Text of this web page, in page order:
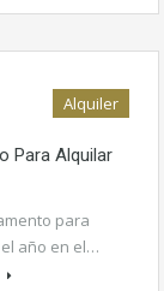
Alquiler
Para Alquilar
para
año en el…